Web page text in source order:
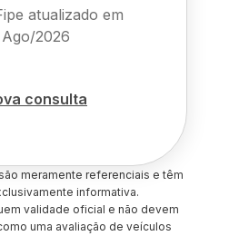
atualizado em
Ago/2026
consulta
meramente referenciais e têm
informativa.
validade oficial e não devem
uma avaliação de veículos